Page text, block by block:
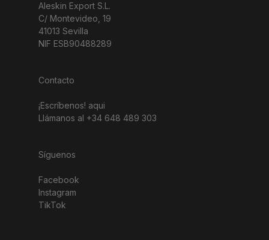
Aleskin Export S.L.
C/ Montevideo, 19
41013 Sevilla
NIF ESB90488289
Contacto
¡Escríbenos! aqui
Llámanos al +34 648 489 303
Síguenos
Facebook
Instagram
TikTok